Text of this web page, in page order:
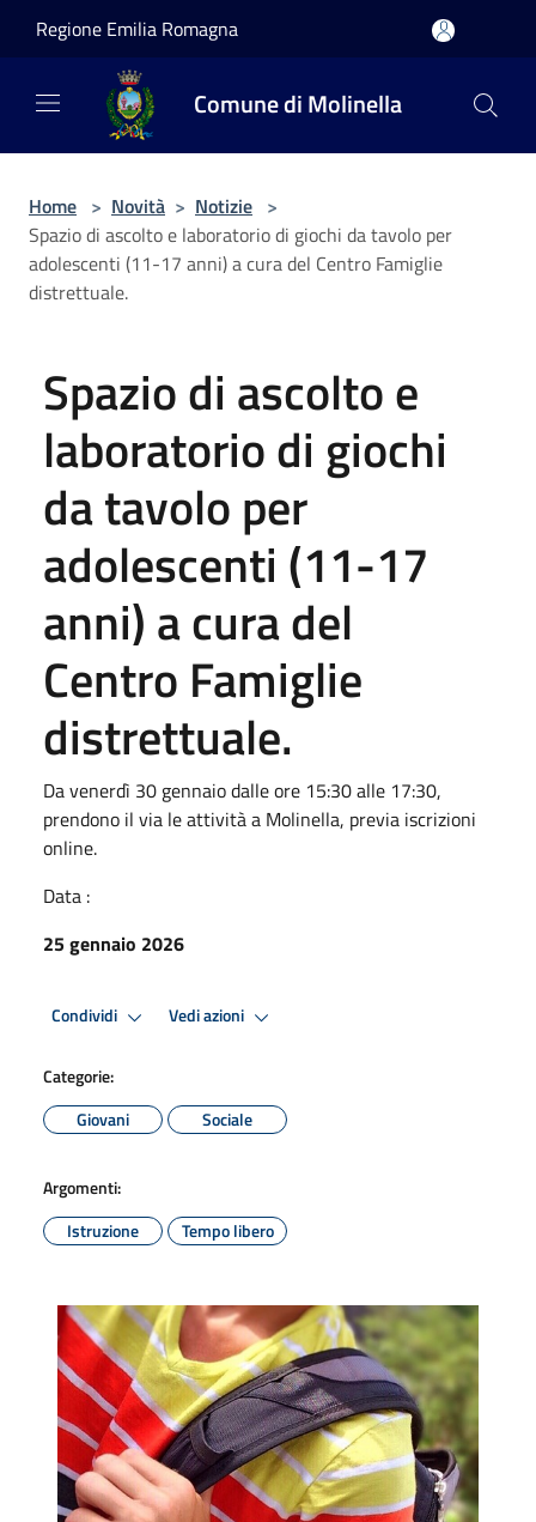
Regione Emilia Romagna
Comune di Molinella
Home > Novità > Notizie >
Spazio di ascolto e laboratorio di giochi da tavolo per
adolescenti (11-17 anni) a cura del Centro Famiglie
distrettuale.
Spazio di ascolto e
laboratorio di giochi
da tavolo per
adolescenti (11-17
anni) a cura del
Centro Famiglie
distrettuale.
Da venerdì 30 gennaio dalle ore 15:30 alle 17:30,
prendono il via le attività a Molinella, previa iscrizioni
online.
Data :
25 gennaio 2026
Condividi Vedi azioni
Categorie:
Giovani
Sociale
Argomenti:
Istruzione
Tempo libero